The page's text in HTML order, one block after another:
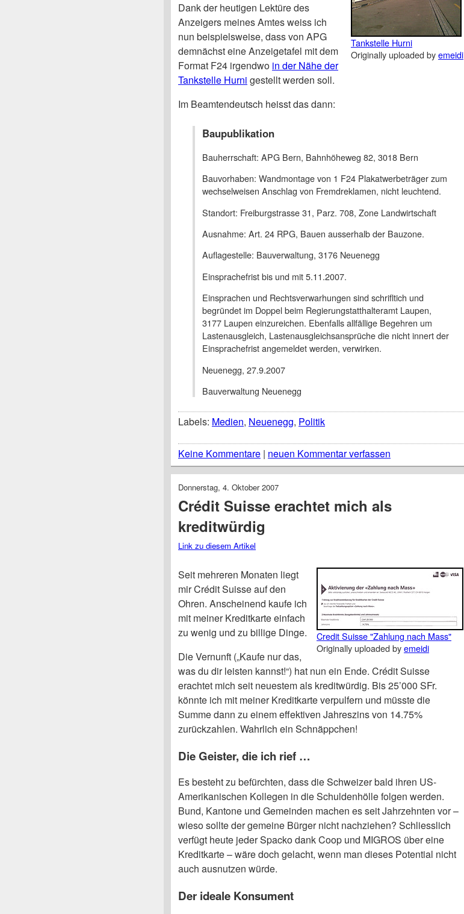
Tankstelle Hurni
Originally uploaded byemeidi
Dank der heutigen Lektüre des
Anzeigers meines Amtes weiss ich
nun beispielsweise, dass von APG
demnächst eine Anzeigetafel mit dem
Format F24 irgendwo in der Nähe der
Tankstelle Hurni gestellt werden soll.
Im Beamtendeutsch heisst das dann:
Baupublikation
Bauherrschaft: APG Bern, Bahnhöheweg 82, 3018 Bern
Bauvorhaben: Wandmontage von 1 F24 Plakatwerbeträger zum
wechselweisen Anschlag von Fremdreklamen, nicht leuchtend.
Standort: Freiburgstrasse 31, Parz. 708, Zone Landwirtschaft
Ausnahme: Art. 24 RPG, Bauen ausserhalb der Bauzone.
Auflagestelle: Bauverwaltung, 3176 Neuenegg
Einsprachefrist bis und mit 5.11.2007.
Einsprachen und Rechtsverwarhungen sind schrifltich und
begründet im Doppel beim Regierungstatthalteramt Laupen,
3177 Laupen einzureichen. Ebenfalls allfällige Begehren um
Lastenausgleich, Lastenausgleichsansprüche die nicht innert der
Einsprachefrist angemeldet werden, verwirken.
Neuenegg, 27.9.2007
Bauverwaltung Neuenegg
Labels: Medien, Neuenegg, Politik
Keine Kommentare | neuen Kommentar verfassen
Donnerstag, 4. Oktober 2007
Crédit Suisse erachtet mich als
kreditwürdig
Link zu diesem Artikel
Credit Suisse "Zahlung nach Mass"
Originally uploaded byemeidi
Seit mehreren Monaten liegt
mir Crédit Suisse auf den
Ohren. Anscheinend kaufe ich
mit meiner Kreditkarte einfach
zu wenig und zu billige Dinge.
Die Vernunft („Kaufe nur das,
was du dir leisten kannst!“) hat nun ein Ende. Crédit Suisse
erachtet mich seit neuestem als kreditwürdig. Bis 25’000 SFr.
könnte ich mit meiner Kreditkarte verpulfern und müsste die
Summe dann zu einem effektiven Jahreszins von 14.75%
zurückzahlen. Wahrlich ein Schnäppchen!
Die Geister, die ich rief …
Es besteht zu befürchten, dass die Schweizer bald ihren US-
Amerikanischen Kollegen in die Schuldenhölle folgen werden.
Bund, Kantone und Gemeinden machen es seit Jahrzehnten vor –
wieso sollte der gemeine Bürger nicht nachziehen? Schliesslich
verfügt heute jeder Spacko dank Coop und MIGROS über eine
Kreditkarte – wäre doch gelacht, wenn man dieses Potential nicht
auch ausnutzen würde.
Der ideale Konsument